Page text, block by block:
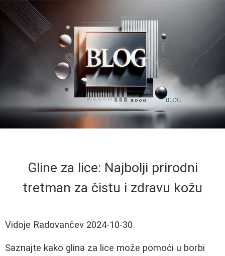
Gline za lice: Najbolji prirodni
tretman za čistu i zdravu kožu
Vidoje Radovančev 2024-10-30
Saznajte kako glina za lice može pomoći u borbi